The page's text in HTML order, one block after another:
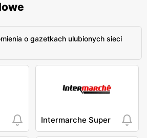
o gazetkach ulubionych sieci
Intermarche Super